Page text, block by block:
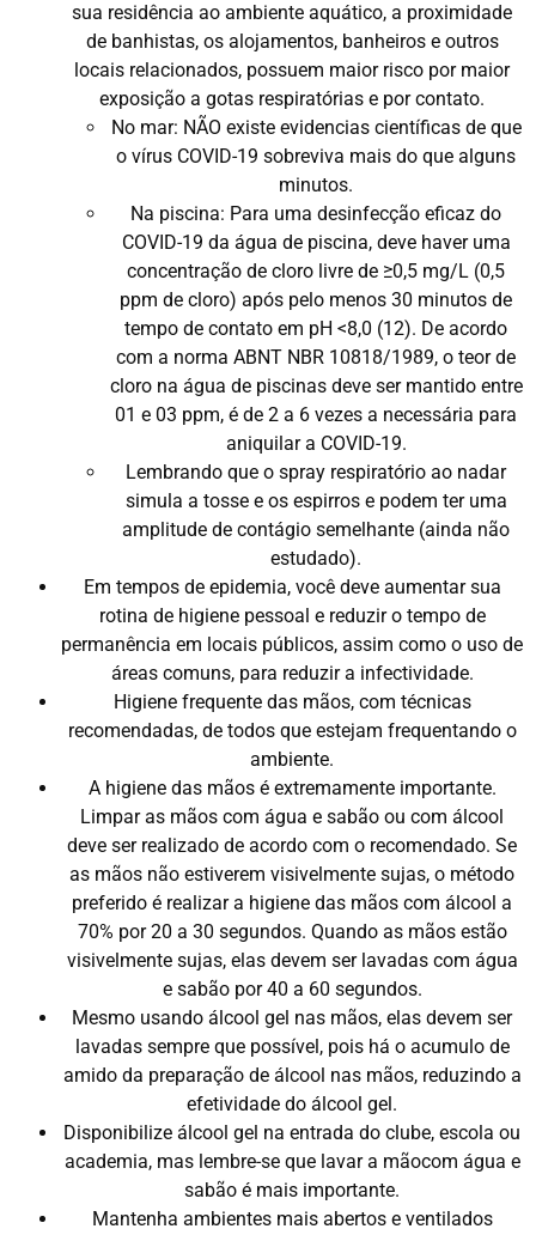
sua residência ao ambiente aquático, a proximidade
de banhistas, os alojamentos, banheiros e outros
locais relacionados, possuem maior risco por maior
exposição a gotas respiratórias e por contato.
No mar: NÃO existe evidencias científicas de que
o vírus COVID-19 sobreviva mais do que alguns
minutos.
Na piscina: Para uma desinfecção eficaz do
COVID-19 da água de piscina, deve haver uma
concentração de cloro livre de ≥0,5 mg/L (0,5
ppm de cloro) após pelo menos 30 minutos de
tempo de contato em pH <8,0 (12). De acordo
com a norma ABNT NBR 10818/1989, o teor de
cloro na água de piscinas deve ser mantido entre
01 e 03 ppm, é de 2 a 6 vezes a necessária para
aniquilar a COVID-19.
Lembrando que o spray respiratório ao nadar
simula a tosse e os espirros e podem ter uma
amplitude de contágio semelhante (ainda não
estudado).
Em tempos de epidemia, você deve aumentar sua
rotina de higiene pessoal e reduzir o tempo de
permanência em locais públicos, assim como o uso de
áreas comuns, para reduzir a infectividade.
Higiene frequente das mãos, com técnicas
recomendadas, de todos que estejam frequentando o
ambiente.
A higiene das mãos é extremamente importante.
Limpar as mãos com água e sabão ou com álcool
deve ser realizado de acordo com o recomendado. Se
as mãos não estiverem visivelmente sujas, o método
preferido é realizar a higiene das mãos com álcool a
70% por 20 a 30 segundos. Quando as mãos estão
visivelmente sujas, elas devem ser lavadas com água
e sabão por 40 a 60 segundos.
Mesmo usando álcool gel nas mãos, elas devem ser
lavadas sempre que possível, pois há o acumulo de
amido da preparação de álcool nas mãos, reduzindo a
efetividade do álcool gel.
Disponibilize álcool gel na entrada do clube, escola ou
academia, mas lembre-se que lavar a mãocom água e
sabão é mais importante.
Mantenha ambientes mais abertos e ventilados